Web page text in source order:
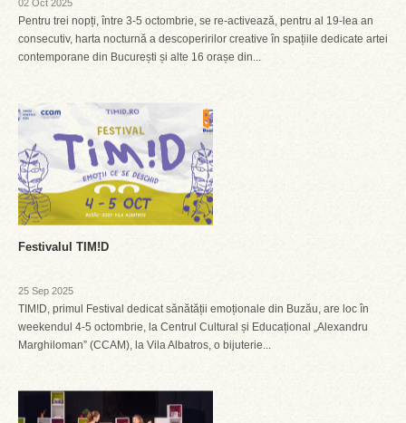
02 Oct 2025
Pentru trei nopți, între 3-5 octombrie, se re-activează, pentru al 19-lea an
consecutiv, harta nocturnă a descoperirilor creative în spațiile dedicate artei
contemporane din București și alte 16 orașe din...
Festivalul TIM!D
25 Sep 2025
TIM!D, primul Festival dedicat sănătății emoționale din Buzău, are loc în
weekendul 4-5 octombrie, la Centrul Cultural și Educațional „Alexandru
Marghiloman” (CCAM), la Vila Albatros, o bijuterie...